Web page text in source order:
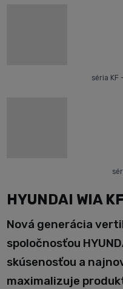
séria KF
HYUNDAI WIA
Nová generácia
spoločnosťou
skúsenosťou a
maximalizuje